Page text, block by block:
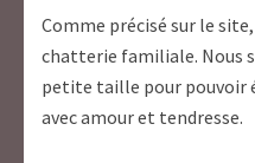
Comme précisé sur le
chatterie familiale. Nous
petite taille pour pouvoir
avec amour et tendresse.